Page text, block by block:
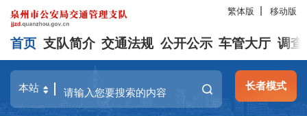
繁体版 移动版
首页 支队简介 交通法规 公开公示 车管大厅 调查
长者模式